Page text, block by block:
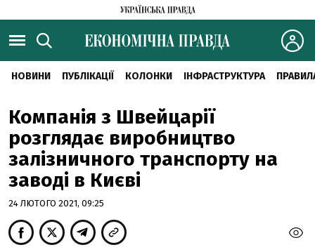
НОВИНИ ПУБЛІКАЦІЇ КОЛОНКИ ІНФРАСТРУКТУРА
Компанія з Швейцарії
розглядає виробництво
залізничного транспорту на
заводі в Києві
24 ЛЮТОГО 2021, 09:25